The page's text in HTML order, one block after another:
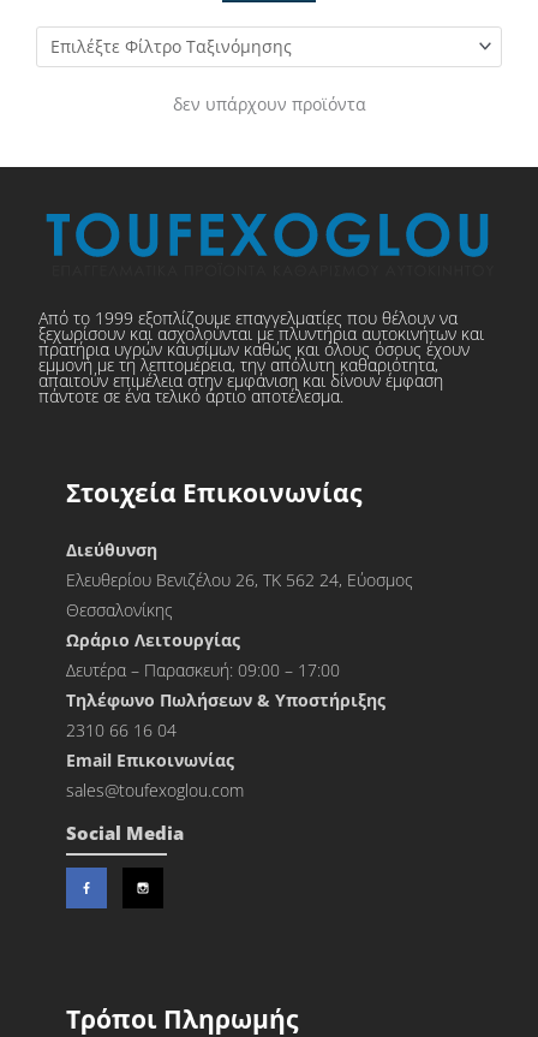
δεν υπάρχουν προϊόντα
Από το 1999 εξοπλίζουμε επαγγελματίες που θέλουν να
ξεχωρίσουν και ασχολούνται με πλυντήρια αυτοκινήτων και
πρατήρια υγρών καυσίμων καθώς και όλους όσους έχουν
εμμονή με τη λεπτομέρεια, την απόλυτη καθαριότητα,
απαιτούν επιμέλεια στην εμφάνιση και δίνουν έμφαση
πάντοτε σε ένα τελικό άρτιο αποτέλεσμα.
Στοιχεία Επικοινωνίας
Διεύθυνση
Ελευθερίου Βενιζέλου 26, ΤΚ 562 24, Εύοσμος
Θεσσαλονίκης
Ωράριο Λειτουργίας
Δευτέρα – Παρασκευή: 09:00 – 17:00
Τηλέφωνο Πωλήσεων & Υποστήριξης
2310 66 16 04
Εmail Επικοινωνίας
sales@toufexoglou.com
Social Media
Τρόποι Πληρωμής